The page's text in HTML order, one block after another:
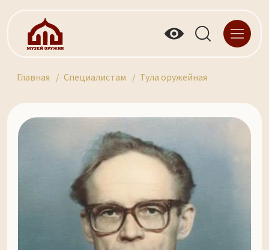
Главная Специалистам Тула оружейная